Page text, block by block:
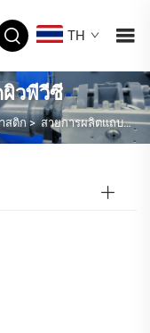
TH
วพีวีซี
สติก>สายการผลิตแถบปิดผิวพีวีซี